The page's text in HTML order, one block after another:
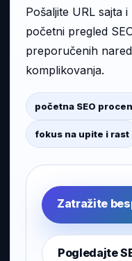
Pošaljite URL sajta
početni pregled
preporučenih
komplikovanja.
početna SEO
fokus na upite i rast
Zatražite
Pogledajte